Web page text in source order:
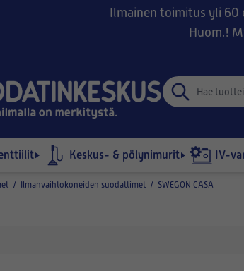
Ilmainen toimitus yli
Huom.!
Keskus- & pölynimurit IV-
/ Ilmanvaihtokoneiden suodattimet / SWEGON CASA